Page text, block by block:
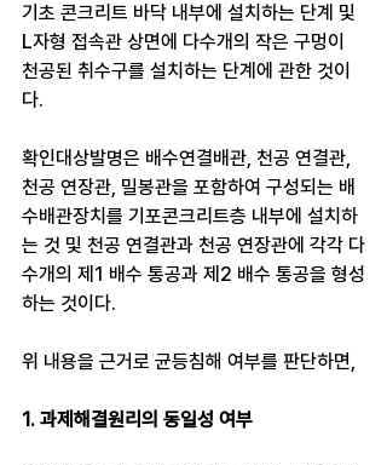
기초 콘크리트 바닥 내부에 설치하는 단계 및
L자형 접속관 상면에 다수개의 작은 구멍이
천공된 취수구를 설치하는 단계에 관한 것이
다.
확인대상발명은 배수연결배관, 천공 연결관,
천공 연장관, 밀봉관을 포함하여 구성되는 배
수배관장치를 기포콘크리트층 내부에 설치하
는 것 및 천공 연결관과 천공 연장관에 각각 다
수개의 제1 배수 통공과 제2 배수 통공을 형성
하는 것이다.
위 내용을 근거로 균등침해 여부를 판단하면,
1. 과제해결원리의 동일성 여부